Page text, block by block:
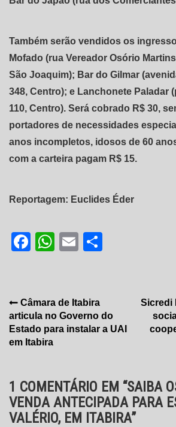
Também serão vendidos os
Mofado (rua Vereador Osório
São Joaquim); Bar do Gilmar
348, Centro); e Lanchonete Paladar
110, Centro). Será cobrado R$ 30,
portadores de necessidades
anos incompletos, idosos de 60
com a carteira pagam R$ 15.
Reportagem: Euclides Éder
Facebook
WhatsApp
Email
Navegação
de
Post
Câmara de Itabira
articula no Governo do
Estado para instalar a UAI
em Itabira
Sicredi
1 COMENTÁRIO EM “SAIBA
VENDA ANTECIPADA PARA
VALÉRIO, EM ITABIRA”